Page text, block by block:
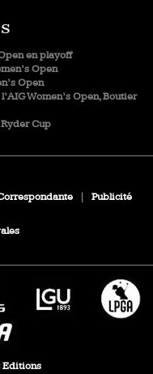
en playoff
Open
Open
Women’s Open, Boutier
Cup
Publicité